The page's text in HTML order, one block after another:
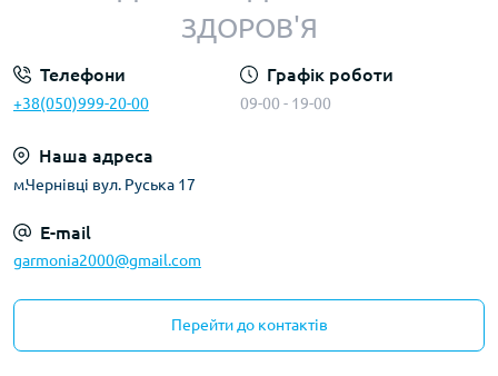
ЗДОРОВ'Я
Телефони
+38(050)999-20-00
Графік роботи
09-00 - 19-00
Наша адреса
м.Чернівці вул. Руська 17
E-mail
garmonia2000@gmail.com
Перейти до контактів